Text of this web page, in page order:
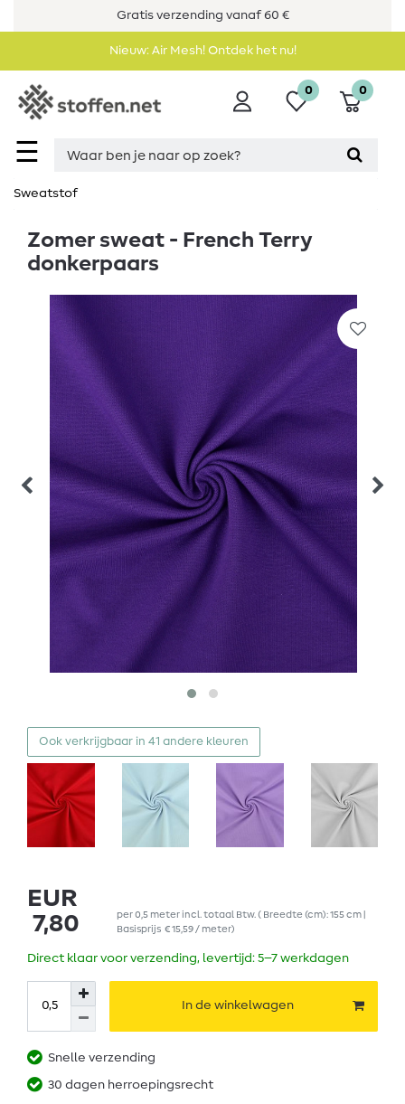
Gratis verzending vanaf 60 €
Nieuw: Air Mesh! Ontdek het nu!
☰
0 0
Sweatstof
Zomer sweat - French Terry
donkerpaars
Ook verkrijgbaar in 41 andere kleuren
EUR
7,80
per0,5 meterincl. totaal Btw. ( Breedte (cm): 155 cm |
Basisprijs € 15,59 / meter)
Direct klaar voor verzending, levertijd: 5–7 werkdagen
In de winkelwagen
Snelle verzending
30 dagen herroepingsrecht